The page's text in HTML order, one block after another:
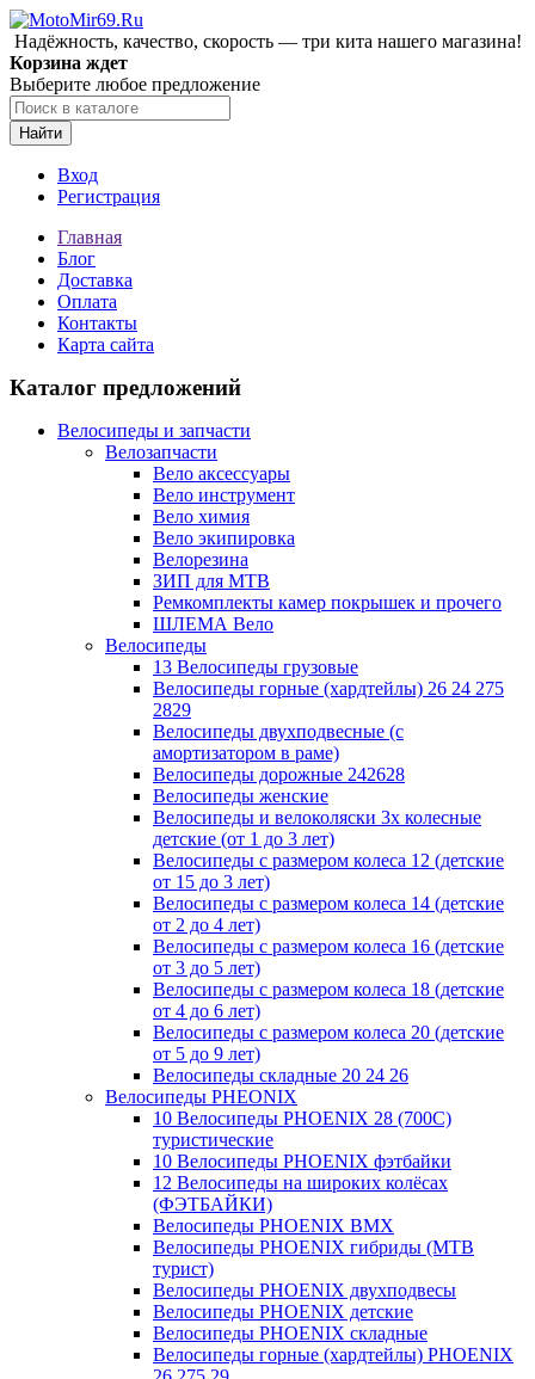
Надёжность, качество, скорость — три кита нашего магазина!
Корзина ждет
Выберите любое предложение
Найти
Вход
Регистрация
Главная
Блог
Доставка
Оплата
Контакты
Карта сайта
Каталог предложений
Велосипеды и запчасти
Велозапчасти
Вело аксессуары
Вело инструмент
Вело химия
Вело экипировка
Велорезина
ЗИП для MTB
Ремкомплекты камер покрышек и прочего
ШЛЕМА Вело
Велосипеды
13 Велосипеды грузовые
Велосипеды горные (хардтейлы) 26 24 275
2829
Велосипеды двухподвесные (с
амортизатором в раме)
Велосипеды дорожные 242628
Велосипеды женские
Велосипеды и велоколяски 3х колесные
детские (от 1 до 3 лет)
Велосипеды с размером колеса 12 (детские
от 15 до 3 лет)
Велосипеды с размером колеса 14 (детские
от 2 до 4 лет)
Велосипеды с размером колеса 16 (детские
от 3 до 5 лет)
Велосипеды с размером колеса 18 (детские
от 4 до 6 лет)
Велосипеды с размером колеса 20 (детские
от 5 до 9 лет)
Велосипеды складные 20 24 26
Велосипеды PHEONIX
10 Велосипеды PHOENIX 28 (700С)
туристические
10 Велосипеды PHOENIX фэтбайки
12 Велосипеды на широких колёсах
(ФЭТБАЙКИ)
Велосипеды PHOENIX BMX
Велосипеды PHOENIX гибриды (MTB
турист)
Велосипеды PHOENIX двухподвесы
Велосипеды PHOENIX детские
Велосипеды PHOENIX складные
Велосипеды горные (хардтейлы) PHOENIX